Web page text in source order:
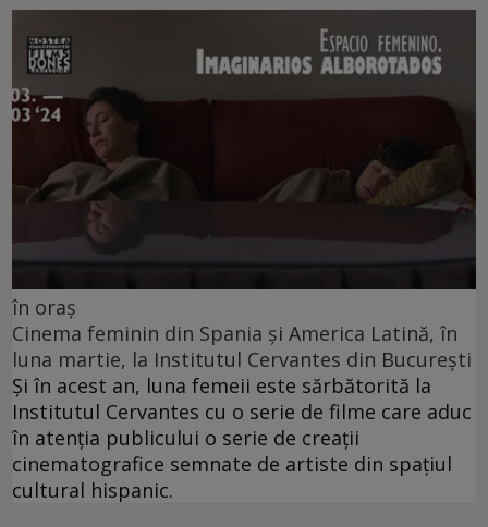
în oraș
Cinema feminin din Spania și America Latină, în
luna martie, la Institutul Cervantes din București
Și în acest an, luna femeii este sărbătorită la
Institutul Cervantes cu o serie de filme care aduc
în atenția publicului o serie de creații
cinematografice semnate de artiste din spațiul
cultural hispanic.